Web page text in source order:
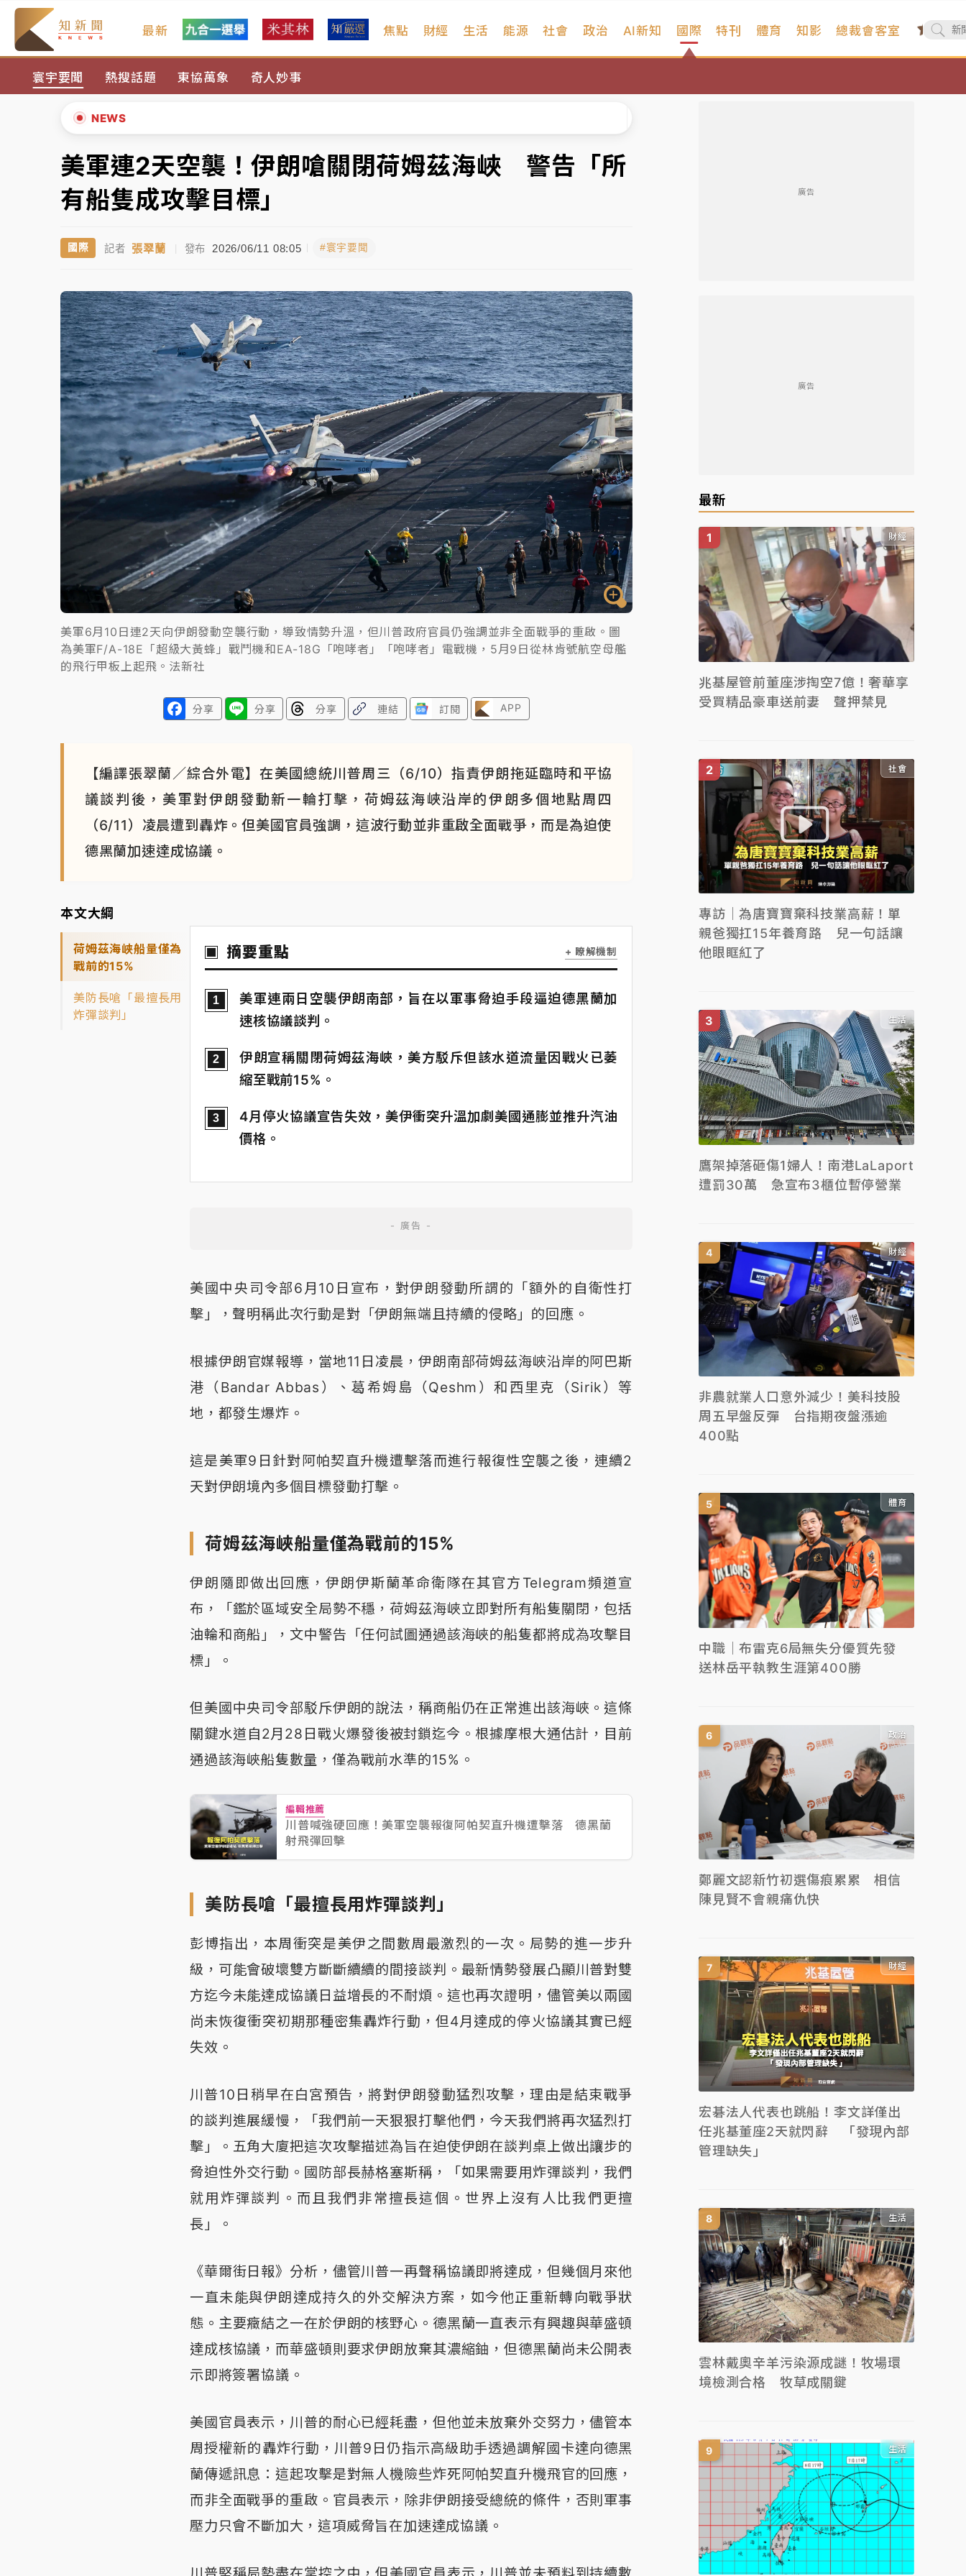
最新 焦點 財經 生活 能源 社會 政治 AI新知 國際
寰宇要聞 熱搜話題 東協萬象 奇人妙事
特刊 體育 知影 總裁會客室
NEWS
暑假過三周才推「E宿新北打卡趣」！抽獎程序複雜 觀旅局回應了
中信慈善基金會想增加董事人數！辜仲諒向法院聲請遭駁 理由曝光
故宮《龍藏經》特展第2檔！今線上預約開賣一度塞車 周六起展出延長至晚上7時
台東農業處長涉圖利渡假村！東檢抗告成功 今重開羈押庭
女律師陳昱瑄詐慈濟10億！黃金158kg遭查扣畫面曝光
中信慈善基金會想增加董事人數！辜仲諒向法院聲請遭駁 理由曝光
故宮《龍藏經》特展第2檔！今線上預約開賣一度塞車 周六起展出延長至晚上7時
台東農業處長涉圖利渡假村！東檢抗告成功 今重開羈押庭
父親節泡湯了！中颱白海豚雨彈轟3天 「紅到發紫」降雨熱區曝
▲
美軍連2天空襲！伊朗嗆關閉荷姆茲海峽 警告「所
有船隻成攻擊目標」
國際 記者 張翠蘭 | 發布 2026/06/11 08:05 #寰宇要聞
美軍6月10日連2天向伊朗發動空襲行動，導致情勢升溫，但川普政府官員仍強調並非全面戰爭的重啟。圖
為美軍F/A-18E「超級大黃蜂」戰鬥機和EA-18G「咆哮者」「咆哮者」電戰機，5月9日從林肯號航空母艦
的飛行甲板上起飛。法新社
分享 分享 分享 連結 訂閱 APP
【編譯張翠蘭／綜合外電】在美國總統川普周三（6/10）指責伊朗拖延臨時和平協
議談判後，美軍對伊朗發動新一輪打擊，荷姆茲海峽沿岸的伊朗多個地點周四
（6/11）凌晨遭到轟炸。但美國官員強調，這波行動並非重啟全面戰爭，而是為迫使
德黑蘭加速達成協議。
本文大綱
荷姆茲海峽船量僅為
戰前的15%
美防長嗆「最擅長用
炸彈談判」
摘要重點 + 瞭解機制
1
美軍連兩日空襲伊朗南部，旨在以軍事脅迫手段逼迫德黑蘭加
速核協議談判。
2
伊朗宣稱關閉荷姆茲海峽，美方駁斥但該水道流量因戰火已萎
縮至戰前15%。
3
4月停火協議宣告失效，美伊衝突升溫加劇美國通膨並推升汽油
價格。
美國中央司令部6月10日宣布，對伊朗發動所謂的「額外的自衛性打
擊」，聲明稱此次行動是對「伊朗無端且持續的侵略」的回應。
根據伊朗官媒報導，當地11日凌晨，伊朗南部荷姆茲海峽沿岸的阿巴斯
港（Bandar Abbas）、葛希姆島（Qeshm）和西里克（Sirik）等
地，都發生爆炸。
這是美軍9日針對阿帕契直升機遭擊落而進行報復性空襲之後，連續2
天對伊朗境內多個目標發動打擊。
荷姆茲海峽船量僅為戰前的15%
伊朗隨即做出回應，伊朗伊斯蘭革命衛隊在其官方Telegram頻道宣
布，「鑑於區域安全局勢不穩，荷姆茲海峽立即對所有船隻關閉，包括
油輪和商船」，文中警告「任何試圖通過該海峽的船隻都將成為攻擊目
標」。
但美國中央司令部駁斥伊朗的說法，稱商船仍在正常進出該海峽。這條
關鍵水道自2月28日戰火爆發後被封鎖迄今。根據摩根大通估計，目前
通過該海峽船隻數量，僅為戰前水準的15%。
編輯推薦
川普喊強硬回應！美軍空襲報復阿帕契直升機遭擊落 德黑蘭
射飛彈回擊
美防長嗆「最擅長用炸彈談判」
彭博指出，本周衝突是美伊之間數周最激烈的一次。局勢的進一步升
級，可能會破壞雙方斷斷續續的間接談判。最新情勢發展凸顯川普對雙
方迄今未能達成協議日益增長的不耐煩。這也再次證明，儘管美以兩國
尚未恢復衝突初期那種密集轟炸行動，但4月達成的停火協議其實已經
失效。
川普10日稍早在白宮預告，將對伊朗發動猛烈攻擊，理由是結束戰爭
的談判進展緩慢，「我們前一天狠狠打擊他們，今天我們將再次猛烈打
擊」。五角大廈把這次攻擊描述為旨在迫使伊朗在談判桌上做出讓步的
脅迫性外交行動。國防部長赫格塞斯稱，「如果需要用炸彈談判，我們
就用炸彈談判。而且我們非常擅長這個。世界上沒有人比我們更擅
長」。
《華爾街日報》分析，儘管川普一再聲稱協議即將達成，但幾個月來他
一直未能與伊朗達成持久的外交解決方案，如今他正重新轉向戰爭狀
態。主要癥結之一在於伊朗的核野心。德黑蘭一直表示有興趣與華盛頓
達成核協議，而華盛頓則要求伊朗放棄其濃縮鈾，但德黑蘭尚未公開表
示即將簽署協議。
美國官員表示，川普的耐心已經耗盡，但他並未放棄外交努力，儘管本
周授權新的轟炸行動，川普9日仍指示高級助手透過調解國卡達向德黑
蘭傳遞訊息：這起攻擊是對無人機險些炸死阿帕契直升機飛官的回應，
而非全面戰爭的重啟。官員表示，除非伊朗接受總統的條件，否則軍事
壓力只會不斷加大，這項威脅旨在加速達成協議。
廣告
廣告
最新
財經
兆基屋管前董座涉掏空7億！奢華享
受買精品豪車送前妻 聲押禁見
社會
專訪｜為唐寶寶棄科技業高薪！單
親爸獨扛15年養育路 兒一句話讓
他眼眶紅了
生活
鷹架掉落砸傷1婦人！南港LaLaport
遭罰30萬 急宣布3櫃位暫停營業
財經
非農就業人口意外減少！美科技股
周五早盤反彈 台指期夜盤漲逾
400點
體育
中職｜布雷克6局無失分優質先發
送林岳平執教生涯第400勝
政治
鄭麗文認新竹初選傷痕累累 相信
陳見賢不會親痛仇快
財經
宏碁法人代表也跳船！李文詳僅出
任兆基董座2天就閃辭 「發現內部
管理缺失」
生活
雲林戴奧辛羊污染源成謎！牧場環
境檢測合格 牧草成關鍵
生活